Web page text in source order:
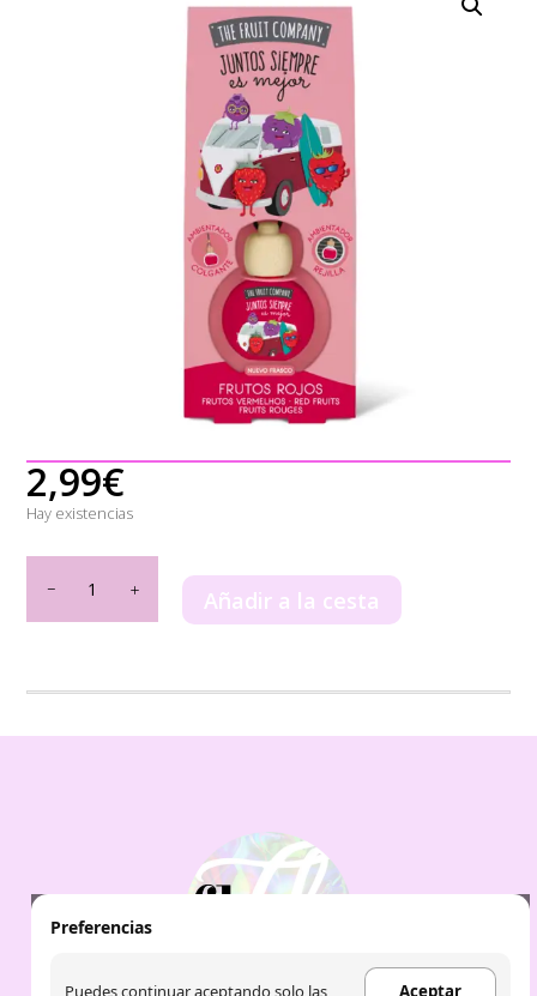
2,99€
Hay existencias
Fruit
Company
Coche
Añadir a la cesta
Preferencias
Puedes continuar aceptando solo las Aceptar